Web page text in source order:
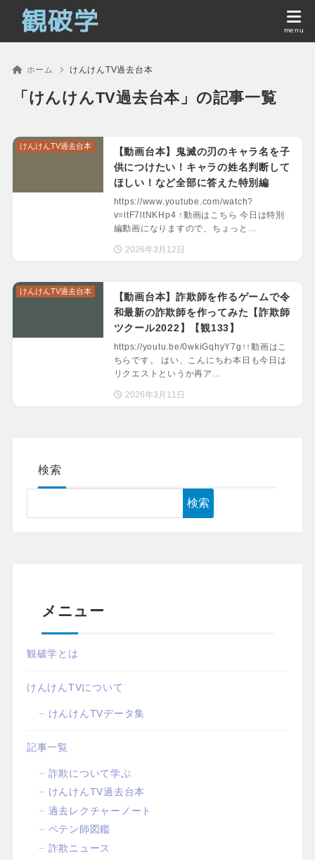
ホーム けんけんTV過去台本
「けんけんTV過去台本」の記事一覧
【動画台本】鬼滅の刃のキャラ名を子
供につけたい！キャラの姓名判断して
ほしい！など全部に答えた特別編
https://www.youtube.com/watch?
v=ltF7ltNKHp4 ↑動画はこちら 今日は特別
編動画になりますので、ちょっと…
2026年3月12日
けんけんTV過去台本
【動画台本】詐欺師を作るゲームで令
和最新の詐欺師を作ってみた【詐欺師
ツクール2022】【観133】
https://youtu.be/0wkiGqhyY7g↑↑動画はこ
ちらです。 はい、こんにちわ本日も今日は
リクエストというか再ア…
2026年3月11日
けんけんTV過去台本
検索
検索
メニュー
観破学とは
けんけんTVについて
けんけんTVデータ集
記事一覧
詐欺について学ぶ
けんけんTV過去台本
過去レクチャーノート
ペテン師図鑑
詐欺ニュース